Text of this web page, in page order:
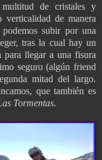
multitud de cristales y
verticalidad de manera
subir por una
tras la cual hay un
para llegar a una fisura
seguro (algún friend
mitad del largo.
que también es
Tormentas.